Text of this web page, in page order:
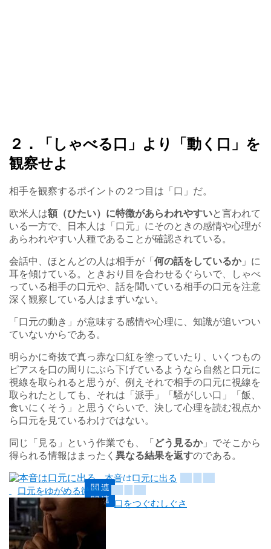
２．「しゃべる口」より「動く口」を
観察せよ
相手を観察するポイントの２つ目は「口」だ。
欧米人は額（ひたい）に特徴があらわれやすいと言われて
いる一方で、日本人は「口元」にそのときの感情や心理が
あらわれやすい人種であることが確認されている。
会話中、ほとんどの人は相手が「 何の話をしているか」に
耳を傾けている。ときおり目を合わせるぐらいで、しゃべ
っている相手の口元や、話を聞いている相手の口元を注意
深く観察している人はまずいない。
「口元の動き」が意味する感情や心理に、知識が追いつい
ていないからである。
明らかに奇抜で真っ赤な口紅を塗っていたり、いくつもの
ピアスを口の周りにぶら下げているようなら自然と口元に
視線を取られると思うが、例えそれで相手の口元に視線を
取られたとしても、それは「派手」「騒がしい口」「飯、
食いにくそう」と思うぐらいで、決して心理を読む視点か
ら口元を見ているわけではない。
同じ「見る」という作業でも、「 どう見るか」でそこから
得られる情報はまったく 異なる結果を返すのである。
本音は口元に出る
口元をゆがめる微表情
口をつぐむしぐさ